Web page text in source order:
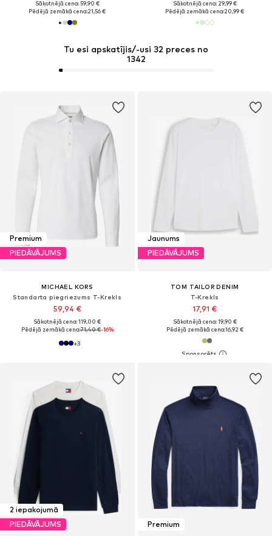
Sākotnējā cena: 59,90 €
Pēdējā zemākā cena:21,56 €
Sākotnējā cena: 29,99 €
Pēdējā zemākā cena:20,99 €
Premium
PIEDĀVĀJUMS
MICHAEL KORS
Standarta piegriezums T-Krekls
59,94 €
Sākotnējā cena: 119,00 €
Pēdējā zemākā cena:71,40 €-16%
+3
Jaunums
PIEDĀVĀJUMS
TOM TAILOR DENIM
T-Krekls
17,91 €
Sākotnējā cena: 19,90 €
Pēdējā zemākā cena:16,92 €
Tu esi apskatījis/-usi 32 preces no
1342
2 iepakojumā
PIEDĀVĀJUMS
Premium